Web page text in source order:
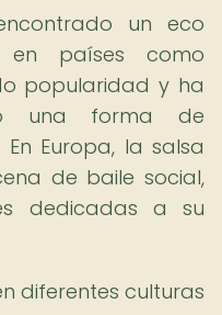
un eco
en países como
popularidad y ha
una forma de
Europa, la salsa
de baile social,
dedicadas a su
diferentes culturas